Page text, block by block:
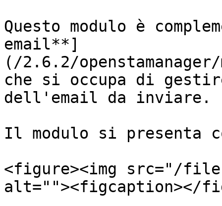
Questo modulo è
email**]
(/2.6.2/
che si occupa di
dell'email da inviare.
Il modulo si presenta
<figure><img src="/files/
alt=""><figcaption></